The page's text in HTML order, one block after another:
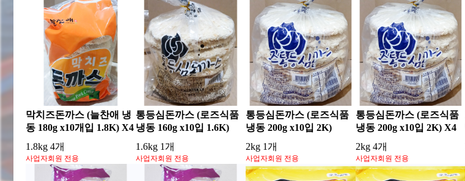
막치즈돈까스 (늘찬애 냉
동 180g x10개입 1.8K) X4
1.8kg 4개
사업자회원 전용
통등심돈까스 (로즈식품
냉동 160g x10입 1.6K)
1.6kg 1개
사업자회원 전용
통등심돈까스 (로즈식품
냉동 200g x10입 2K)
2kg 1개
사업자회원 전용
통등심돈까스 (로즈식품
냉동 200g x10입 2K) X4
2kg 4개
사업자회원 전용